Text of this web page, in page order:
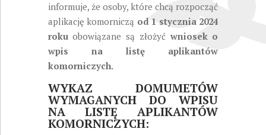
informuje, że osoby, które chcą rozpocząć
aplikację komorniczą od 1 stycznia 2024
rokuobowiązane są złożyć wniosek o
wpis na listę aplikantów
komorniczych.
WYKAZ DOMUMETÓW
WYMAGANYCH DO WPISU
NA LISTĘ APLIKANTÓW
KOMORNICZYCH: